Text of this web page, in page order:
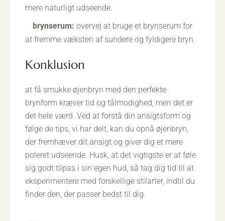
mere naturligt udseende.
brynserum: overvej at bruge et brynserum for
at fremme væksten af sundere og fyldigere bryn.
konklusion
at få smukke øjenbryn med den perfekte
brynform kræver tid og tålmodighed, men det er
det hele værd. Ved at forstå din ansigtsform og
følge de tips, vi har delt, kan du opnå øjenbryn,
der fremhæver dit ansigt og giver dig et mere
poleret udseende. Husk, at det vigtigste er at føle
sig godt tilpas i sin egen hud, så tag dig tid til at
eksperimentere med forskellige stilarter, indtil du
finder den, der passer bedst til dig.